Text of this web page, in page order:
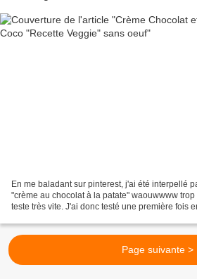
En me baladant sur pinterest, j'ai été interpellé
"crème au chocolat à la patate" waouwwww
teste très vite. J'ai donc testé une première fois
Page suivante >